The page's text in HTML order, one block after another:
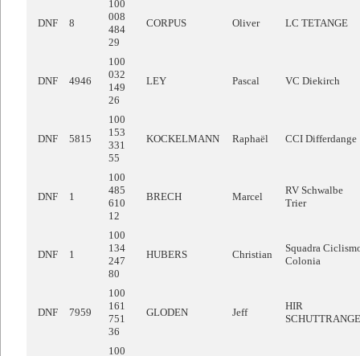
DNF 8
100
008
484
29
CORPUS Oliver LC TETANGE
DNF 4946
100
032
149
26
LEY Pascal VC Diekirch
DNF 5815
100
153
331
55
KOCKELMANN Raphaël CCI Differdange
DNF 1
100
485
610
12
BRECH Marcel
RV Schwalbe
Trier
DNF 1
100
134
247
80
HUBERS Christian
Squadra
Colonia
DNF 7959
100
161
751
36
GLODEN Jeff
HIR
SCHUTTRANGE
100